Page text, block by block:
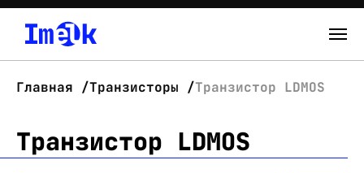
Новости
Главная Транзисторы Транзистор LDMOS
Транзистор LDMOS